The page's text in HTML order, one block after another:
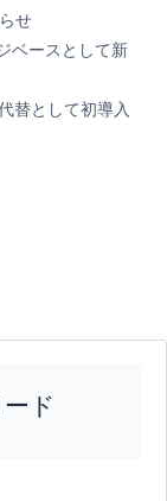
せ
ベースとして新
替として初導入
ド